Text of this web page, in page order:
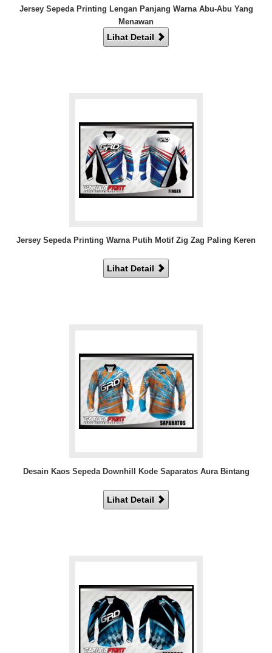
Jersey Sepeda Printing Lengan Panjang Warna Abu-Abu Yang
Menawan
Lihat Detail
Jersey Sepeda Printing Warna Putih Motif Zig Zag Paling Keren
Lihat Detail
Desain Kaos Sepeda Downhill Kode Saparatos Aura Bintang
Lihat Detail